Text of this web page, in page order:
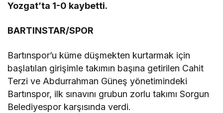
Yozgat’ta 1-0 kaybetti.
BARTINSTAR/SPOR
Bartınspor’u küme düşmekten kurtarmak için
başlatılan girişimle takımın başına getirilen Cahit
Terzi ve Abdurrahman Güneş yönetimindeki
Bartınspor, ilk sınavını grubun zorlu takımı Sorgun
Belediyespor karşısında verdi.